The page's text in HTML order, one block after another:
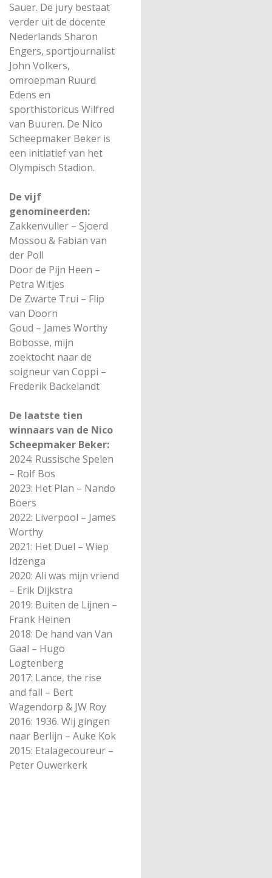
Sauer. De jury bestaat
verder uit de docente
Nederlands Sharon
Engers, sportjournalist
John Volkers,
omroepman Ruurd
Edens en
sporthistoricus Wilfred
van Buuren. De Nico
Scheepmaker Beker is
een initiatief van het
Olympisch Stadion.
De vijf
genomineerden:
Zakkenvuller – Sjoerd
Mossou & Fabian van
der Poll
Door de Pijn Heen –
Petra Witjes
De Zwarte Trui – Flip
van Doorn
Goud – James Worthy
Bobosse, mijn
zoektocht naar de
soigneur van Coppi –
Frederik Backelandt
De laatste tien
winnaars van de Nico
Scheepmaker Beker:
2024: Russische Spelen
– Rolf Bos
2023: Het Plan – Nando
Boers
2022: Liverpool – James
Worthy
2021: Het Duel – Wiep
Idzenga
2020: Ali was mijn vriend
– Erik Dijkstra
2019: Buiten de Lijnen –
Frank Heinen
2018: De hand van Van
Gaal – Hugo
Logtenberg
2017: Lance, the rise
and fall – Bert
Wagendorp & JW Roy
2016: 1936. Wij gingen
naar Berlijn – Auke Kok
2015: Etalagecoureur –
Peter Ouwerkerk